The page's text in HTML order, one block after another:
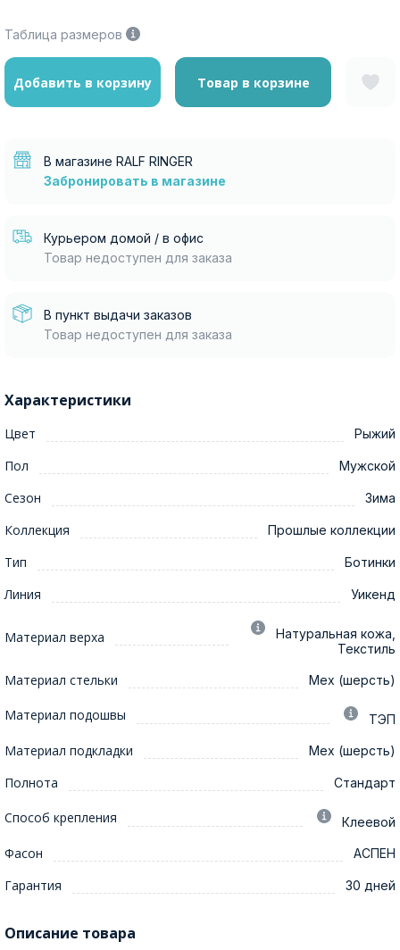
Таблица размеров
Добавить в корзину Товар в корзине
В магазине RALF RINGER
Забронировать в магазине
Курьером домой / в офис
Товар недоступен для заказа
В пункт выдачи заказов
Товар недоступен для заказа
Характеристики
Цвет Рыжий
Пол Мужской
Сезон Зима
Коллекция Прошлые коллекции
Тип Ботинки
Линия Уикенд
Материал верха
Натуральная кожа,
Текстиль
Материал стельки Мех (шерсть)
Материал подошвы ТЭП
Материал подкладки Мех (шерсть)
Полнота Стандарт
Способ крепления Клеевой
Фасон АСПЕН
Гарантия 30 дней
Описание товара